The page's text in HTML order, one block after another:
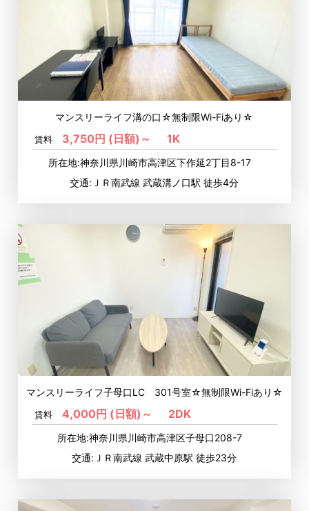
マンスリーライフ溝の口☆無制限Wi-Fiあり☆
賃料 3,750円 (日額)～ 1K
所在地:神奈川県川崎市高津区下作延2丁目8-17
交通:ＪＲ南武線 武蔵溝ノ口駅 徒歩4分
マンスリーライフ子母口LC 301号室☆無制限Wi-Fiあり☆
賃料 4,000円 (日額)～ 2DK
所在地:神奈川県川崎市高津区子母口208-7
交通:ＪＲ南武線 武蔵中原駅 徒歩23分